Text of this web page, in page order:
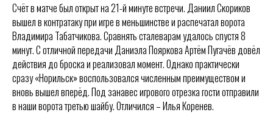
Счёт в матче был открыт на 21-й минуте встречи. Даниил Скориков
вышел в контратаку при игре в меньшинстве и распечатал ворота
Владимира Табатчикова. Сравнять сталеварам удалось спустя 8
минут. С отличной передачи Даниэла Пояркова Артём Пугачёв довёл
действия до броска и реализовал момент. Однако практически
сразу «Норильск» воспользовался численным преимуществом и
вновь вышел вперёд. Под занавес игрового отрезка гости отправили
в наши ворота третью шайбу. Отличился – Илья Коренев.
ХК«Ижсталь»
Состав команды
Тренерский штаб
НМХК«Прогресс»
Календарь МХЛ
Состав команды